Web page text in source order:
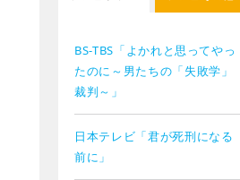
BS-TBS「よかれと思ってやっ
たのに～男たちの「失敗学」
裁判～」
日本テレビ「君が死刑になる
前に」